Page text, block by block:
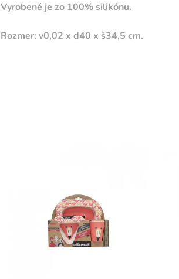
Vyrobené je zo 100% silikónu.
Rozmer: v0,02 x d40 x š34,5 cm.